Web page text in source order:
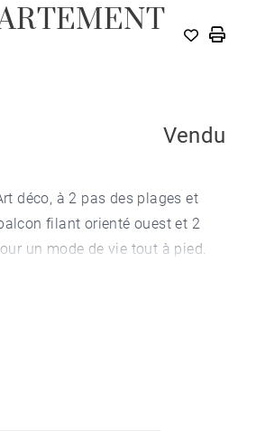
Vendu
déco, à 2 pas des plages et
filant orienté ouest et 2
un mode de vie tout à pied.